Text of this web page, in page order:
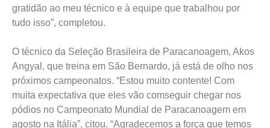
crianças e adolescentes. Meu sentimento é de muita
gratidão ao meu técnico e à equipe que trabalhou por
O técnico da Seleção Brasileira de Paracanoagem, Akos
Angyal, que treina em São Bernardo, já está de olho nos
próximos campeonatos. “Estou muito contente! Com
muita expectativa que eles vão comseguir chegar nos
pódios no Campeonato Mundial de Paracanoagem em